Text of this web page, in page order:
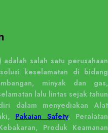
adalah salah satu perusahaan
keselamatan di bidang
minyak dan gas,
lalu lintas sejak tahun
dalam menyediakan Alat
Pakaian Safety, Peralatan
Produk Keamanan